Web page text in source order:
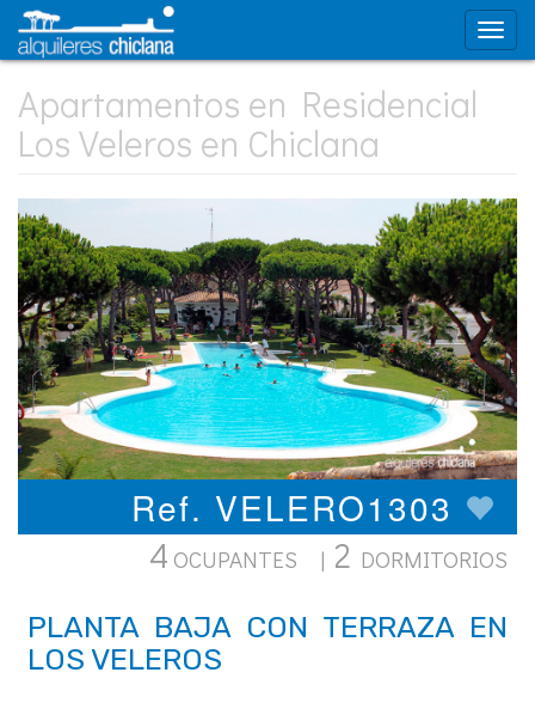
Apartamentos en Residencial
Los Veleros en Chiclana
Ref. VELERO1303
4 OCUPANTES | 2 DORMITORIOS
PLANTA BAJA CON TERRAZA EN
LOS VELEROS